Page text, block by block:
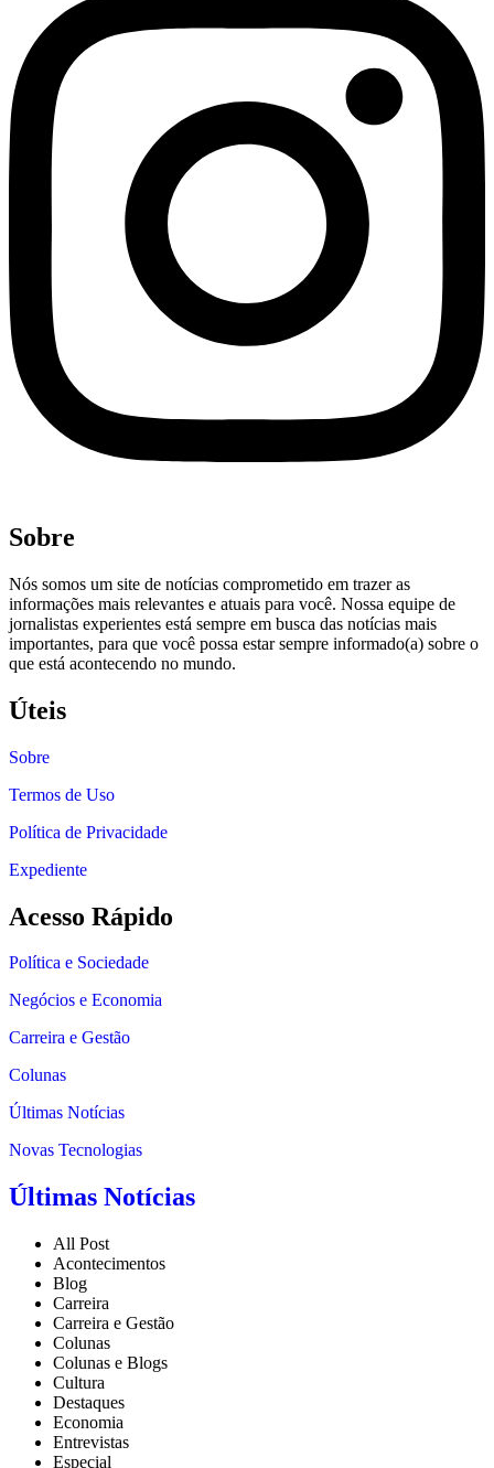
Sobre
Nós somos um site de notícias comprometido em trazer as
informações mais relevantes e atuais para você. Nossa equipe de
jornalistas experientes está sempre em busca das notícias mais
importantes, para que você possa estar sempre informado(a) sobre o
que está acontecendo no mundo.
Úteis
Sobre
Termos de Uso
Política de Privacidade
Expediente
Acesso Rápido
Política e Sociedade
Negócios e Economia
Carreira e Gestão
Colunas
Últimas Notícias
Novas Tecnologias
Últimas Notícias
All Post
Acontecimentos
Blog
Carreira
Carreira e Gestão
Colunas
Colunas e Blogs
Cultura
Destaques
Economia
Entrevistas
Especial